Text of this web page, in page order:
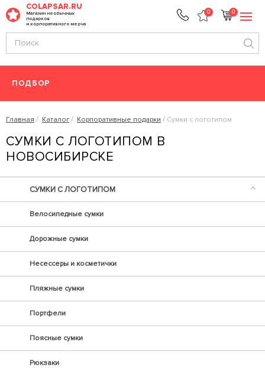
COLAPSAR.RU
Магазин необычных
подарков
и корпоративного мерча
0 0
ПОДБОР
Главная Каталог Корпоративные подарки Сумки с логотипом
СУМКИ С ЛОГОТИПОМ В
НОВОСИБИРСКЕ
СУМКИ С ЛОГОТИПОМ
Велосипедные сумки
Дорожные сумки
Несессеры и косметички
Пляжные сумки
Портфели
Поясные сумки
Рюкзаки